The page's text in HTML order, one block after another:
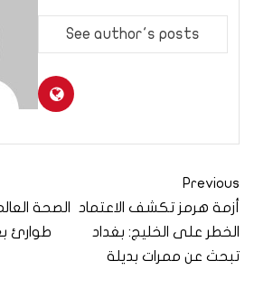
See author's posts
Previous
أزمة هرمز تكشف الاعتماد
الخطر على الخليج: بغداد
تبحث عن ممرات بديلة
الصحة
طوارئ